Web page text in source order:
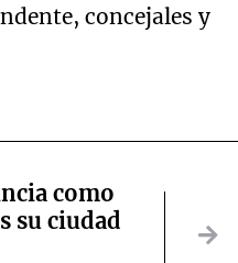
concejales y
como
su ciudad